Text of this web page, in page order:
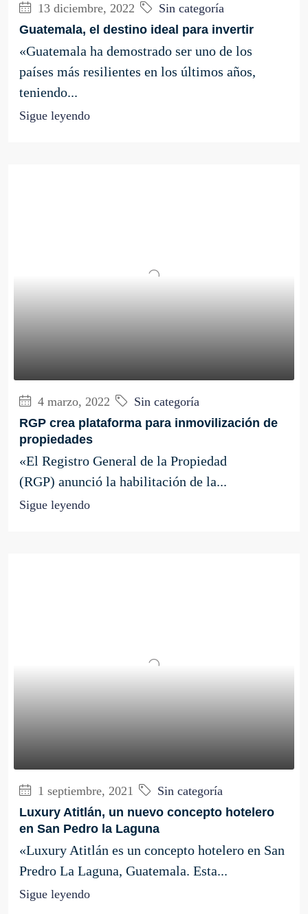
13 diciembre, 2022
Sin categoría
Guatemala, el destino ideal para invertir
«Guatemala ha demostrado ser uno de los
países más resilientes en los últimos años,
teniendo...
Sigue leyendo
4 marzo, 2022
Sin categoría
RGP crea plataforma para inmovilización de
propiedades
«El Registro General de la Propiedad
(RGP) anunció la habilitación de la...
Sigue leyendo
1 septiembre, 2021
Sin categoría
Luxury Atitlán, un nuevo concepto hotelero
en San Pedro la Laguna
«Luxury Atitlán es un concepto hotelero en San
Predro La Laguna, Guatemala. Esta...
Sigue leyendo